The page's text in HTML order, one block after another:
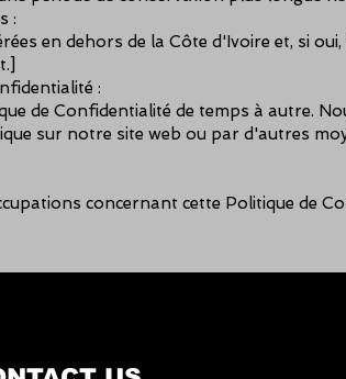
:
en dehors de la Côte d'Ivoire et, si
:
de Confidentialité de temps à autre.
sur notre site web ou par d'autres
concernant cette Politique de